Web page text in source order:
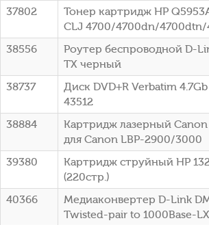
37802
Тонер картридж HP
CLJ 4700/4700dn/
38556
Роутер беспроводной D-
TX черный
38737
Диск DVD+R Verbatim
43512
38884
Картридж лазерный
для Canon LBP-2900/3000
39380
Картридж струйный HP
(220стр.)
40366
Медиаконвертер D-Link
Twisted-pair to 1000Base-